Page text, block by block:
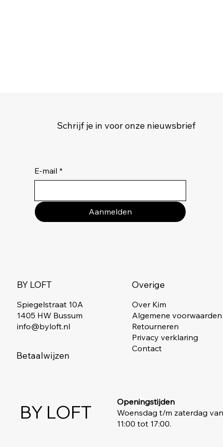
Schrijf je in voor onze nieuwsbrief
E-mail *
Aanmelden
BY LOFT
Spiegelstraat 10A
1405 HW Bussum
info@byloft.nl
Overige
Over Kim
Algemene voorwaarden
Retourneren
Privacy verklaring
Contact
Betaalwijzen
BY LOFT
Openingstijden
Woensdag t/m zaterdag van
11:00 tot 17:00.